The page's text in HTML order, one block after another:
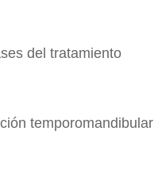
del tratamiento
temporomandibular